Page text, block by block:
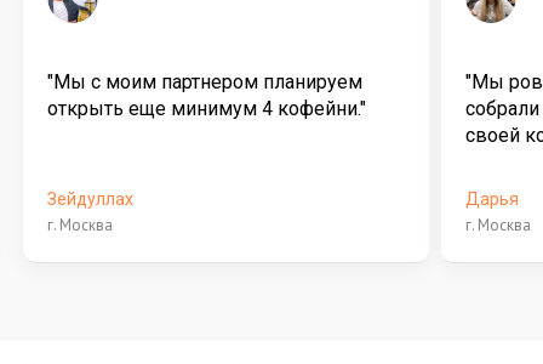
"Мы с моим партнером планируем
открыть еще минимум 4 кофейни."
Зейдуллах
г. Москва
"Мы
своей
Дарья
г. Москва